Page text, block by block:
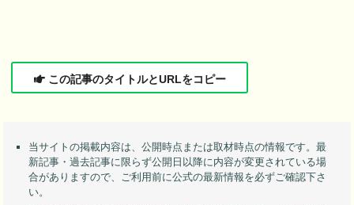
この記事のタイトルとURLをコピー
当サイトの掲載内容は、公開時点または取材時点の情報です。最
新記事・過去記事に限らず公開日以降に内容が変更されている場
合がありますので、ご利用前に公式の最新情報を必ずご確認下さ
い。